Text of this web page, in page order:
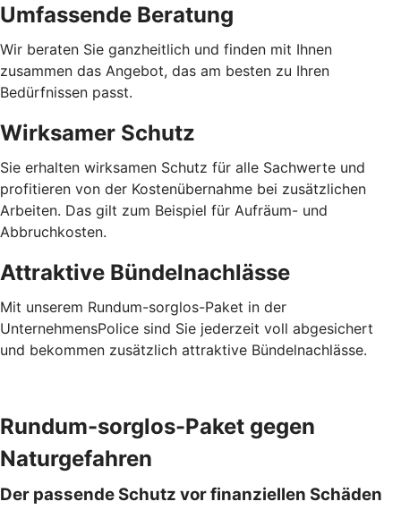
Umfassende Beratung
Wir beraten Sie ganzheitlich und finden mit Ihnen
zusammen das Angebot, das am besten zu Ihren
Bedürfnissen passt.
Wirksamer Schutz
Sie erhalten wirksamen Schutz für alle Sachwerte und
profitieren von der Kostenübernahme bei zusätzlichen
Arbeiten. Das gilt zum Beispiel für Aufräum- und
Abbruchkosten.
Attraktive Bündelnachlässe
Mit unserem Rundum-sorglos-Paket in der
UnternehmensPolice sind Sie jederzeit voll abgesichert
und bekommen zusätzlich attraktive Bündelnachlässe.
Rundum-sorglos-Paket gegen
Naturgefahren
Der passende Schutz vor finanziellen Schäden